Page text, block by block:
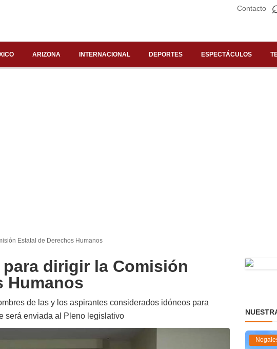
Contacto
ARIZONA INTERNACIONAL DEPORTES ESPECTÁCULOS
Estatal de Derechos Humanos
dirigir la Comisión
Humanos
de las y los aspirantes considerados idóneos para
será enviada al Pleno legislativo